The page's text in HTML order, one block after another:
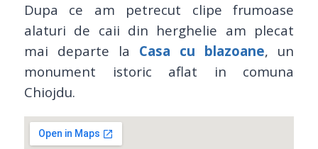
Dupa ce am petrecut clipe frumoase
alaturi de caii din herghelie am plecat
mai departe la Casa cu blazoane, un
monument istoric aflat in comuna
Chiojdu.